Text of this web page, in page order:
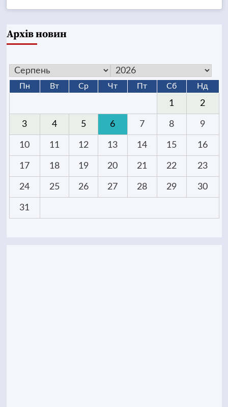
Архів новин
Пн Вт Ср Чт Пт Сб Нд
1 2
3 4 5 6 7 8 9
10 11 12 13 14 15 16
17 18 19 20 21 22 23
24 25 26 27 28 29 30
31